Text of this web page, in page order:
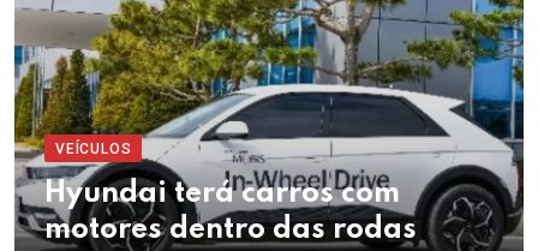
VEÍCULOS
Hyundai terá carros com
motores dentro das rodas